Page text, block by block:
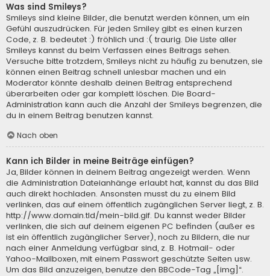
Was sind Smileys?
Smileys sind kleine Bilder, die benutzt werden können, um ein
Gefühl auszudrücken. Für jeden Smiley gibt es einen kurzen
Code, z. B. bedeutet :) fröhlich und :( traurig. Die Liste aller
Smileys kannst du beim Verfassen eines Beitrags sehen.
Versuche bitte trotzdem, Smileys nicht zu häufig zu benutzen, sie
können einen Beitrag schnell unlesbar machen und ein
Moderator könnte deshalb deinen Beitrag entsprechend
überarbeiten oder gar komplett löschen. Die Board-
Administration kann auch die Anzahl der Smileys begrenzen, die
du in einem Beitrag benutzen kannst.
Nach oben
Kann ich Bilder in meine Beiträge einfügen?
Ja, Bilder können in deinem Beitrag angezeigt werden. Wenn
die Administration Dateianhänge erlaubt hat, kannst du das Bild
auch direkt hochladen. Ansonsten musst du zu einem Bild
verlinken, das auf einem öffentlich zugänglichen Server liegt, z. B.
http://www.domain.tld/mein-bild.gif. Du kannst weder Bilder
verlinken, die sich auf deinem eigenen PC befinden (außer es
ist ein öffentlich zugänglicher Server), noch zu Bildern, die nur
nach einer Anmeldung verfügbar sind, z. B. Hotmail- oder
Yahoo-Mailboxen, mit einem Passwort geschützte Seiten usw.
Um das Bild anzuzeigen, benutze den BBCode-Tag „[img]“.